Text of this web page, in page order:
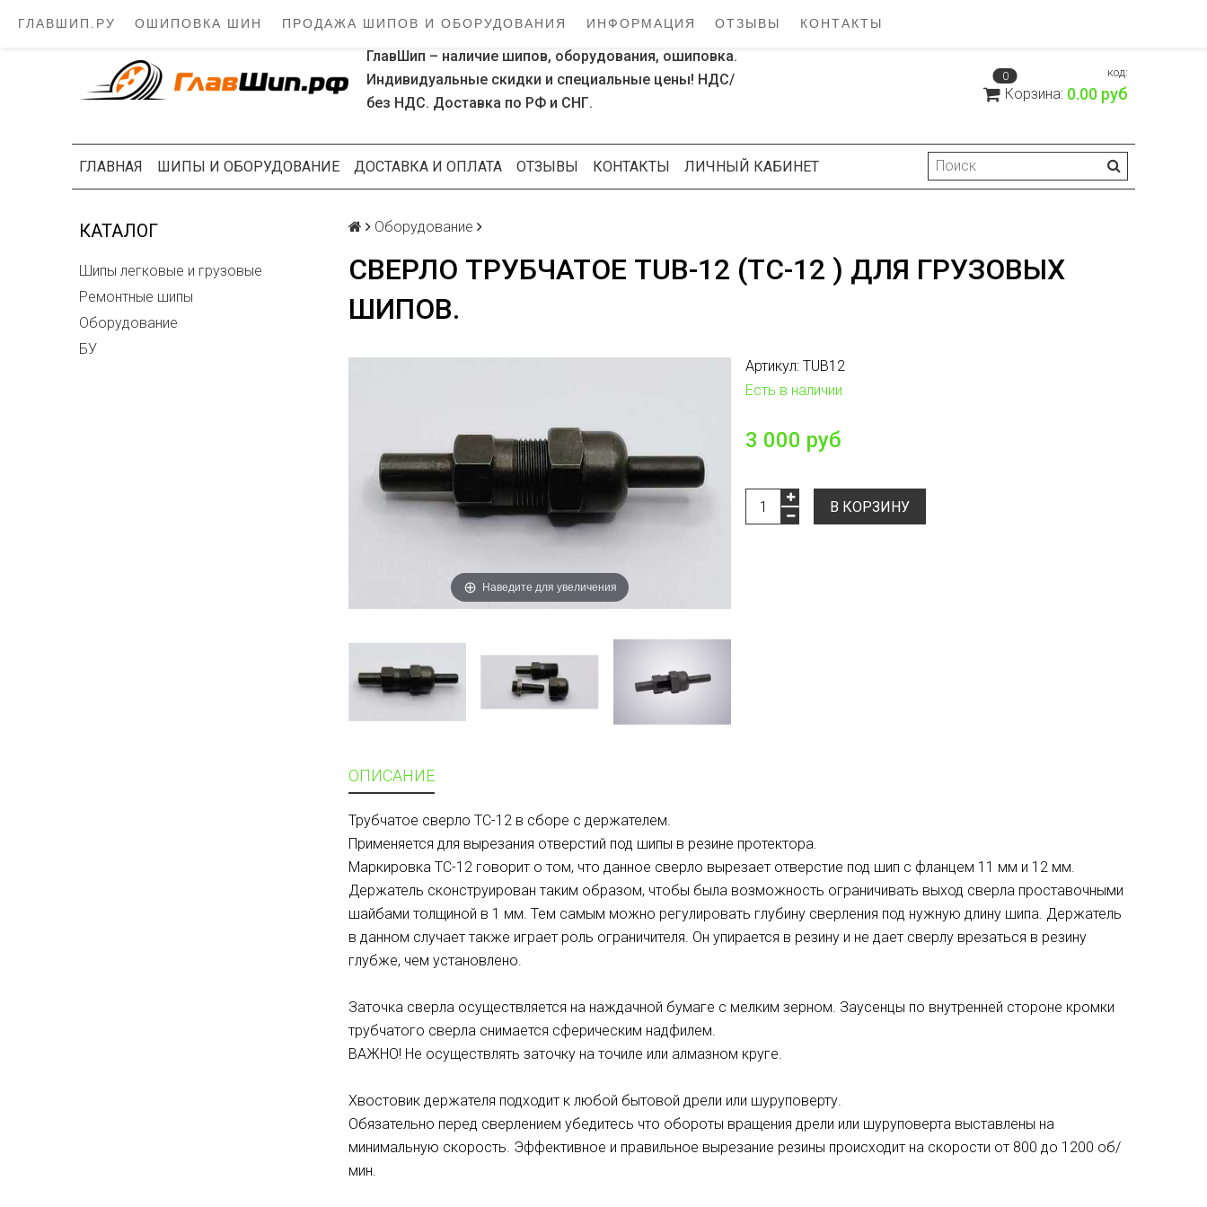
ГЛАВШИП.РУ ОШИПОВКА ШИН ПРОДАЖА ШИПОВ И ОБОРУДОВАНИЯ ИНФОРМАЦИЯ ОТЗЫВЫ КОНТАКТЫ
ГлавШип – наличие шипов, оборудования, ошиповка.
Индивидуальные скидки и специальные цены! НДС/
без НДС. Доставка по РФ и СНГ.
код:
0
Корзина: 0.00 руб
ГЛАВНАЯ ШИПЫ И ОБОРУДОВАНИЕ ДОСТАВКА И ОПЛАТА ОТЗЫВЫ КОНТАКТЫ ЛИЧНЫЙ КАБИНЕТ
КАТАЛОГ
Шипы легковые и грузовые
Ремонтные шипы
Оборудование
БУ
Оборудование
СВЕРЛО ТРУБЧАТОЕ TUB-12 (ТС-12 ) ДЛЯ ГРУЗОВЫХ
ШИПОВ.
Наведите для увеличения
Артикул: TUB12
Есть в наличии
3 000 руб
В КОРЗИНУ
ОПИСАНИЕ
Трубчатое сверло ТС-12 в сборе с держателем.
Применяется для вырезания отверстий под шипы в резине протектора.
Маркировка ТС-12 говорит о том, что данное сверло вырезает отверстие под шип с фланцем 11 мм и 12 мм.
Держатель сконструирован таким образом, чтобы была возможность ограничивать выход сверла проставочными
шайбами толщиной в 1 мм. Тем самым можно регулировать глубину сверления под нужную длину шипа. Держатель
в данном случает также играет роль ограничителя. Он упирается в резину и не дает сверлу врезаться в резину
глубже, чем установлено.
Заточка сверла осуществляется на наждачной бумаге с мелким зерном. Заусенцы по внутренней стороне кромки
трубчатого сверла снимается сферическим надфилем.
ВАЖНО! Не осуществлять заточку на точиле или алмазном круге.
Хвостовик держателя подходит к любой бытовой дрели или шуруповерту.
Обязательно перед сверлением убедитесь что обороты вращения дрели или шуруповерта выставлены на
минимальную скорость. Эффективное и правильное вырезание резины происходит на скорости от 800 до 1200 об/
мин.